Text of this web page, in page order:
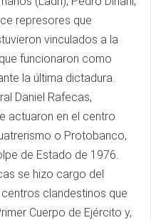
represores que
vinculados a la
funcionaron como
la última dictadura.
Daniel Rafecas,
actuaron en el centro
o Protobanco,
de Estado de 1976.
se hizo cargo del
clandestinos que
Cuerpo de Ejército y,